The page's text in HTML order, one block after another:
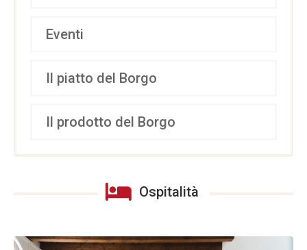
Eventi
Il piatto del Borgo
Il prodotto del Borgo
Ospitalità